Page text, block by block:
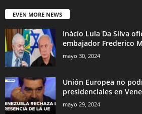
EVEN MORE NEWS
Inácio Lula Da Silva
embajador Frederico
mayo 30, 2024
Unión Europea no
presidenciales en
mayo 29, 2024